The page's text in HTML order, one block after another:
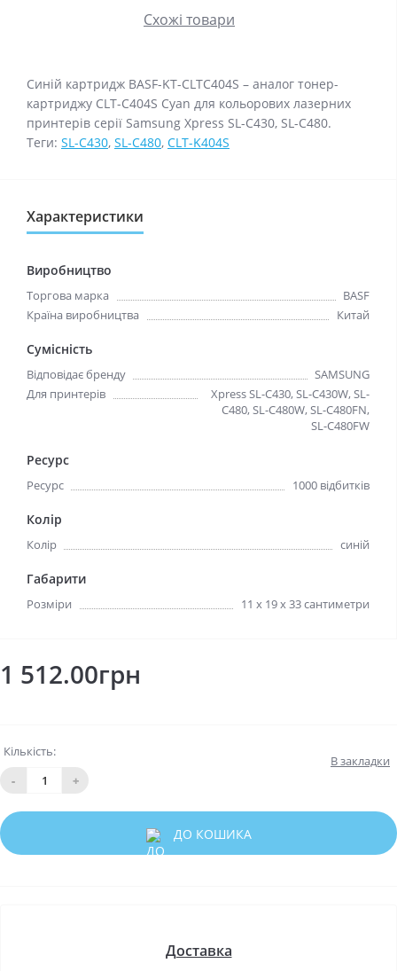
Схожі товари
Синій картридж BASF-KT-CLTC404S – аналог тонер-
картриджу CLT-C404S Cyan для кольорових лазерних
принтерів серії Samsung Xpress SL-C430, SL-C480.
Теги: SL-C430, SL-C480, CLT-K404S
Характеристики
Виробництво
Торгова марка
BASF
Країна виробництва
Китай
Сумісність
Відповідає бренду
SAMSUNG
Для принтерів
Xpress SL-C430, SL-C430W, SL-
C480, SL-C480W, SL-C480FN,
SL-C480FW
Ресурс
Ресурс 1000 відбитків
Колір
Колір синій
Габарити
Розміри 11 x 19 x 33 сантиметри
1 512.00грн
Кількість:
-
+
В закладки
ДО КОШИКА
Доставка